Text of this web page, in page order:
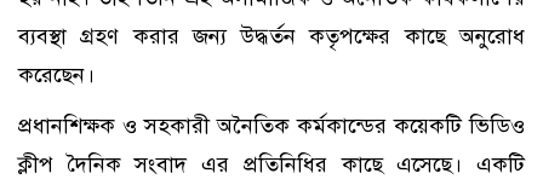
ব্যবস্থা গ্রহণ করার জন্য উদ্ধর্তন কতৃপক্ষের কাছে অনুরোধ
করেছেন।
প্রধানশিক্ষক ও সহকারী অনৈতিক কর্মকান্ডের কয়েকটি ভিডিও
ক্লীপ দৈনিক সংবাদ এর প্রতিনিধির কাছে এসেছে। একটি